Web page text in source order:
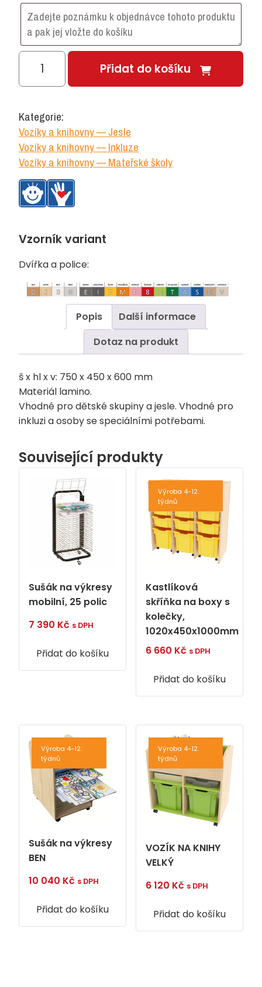
Vozík
režim
množství
Přidat do košíku
Kategorie:
Vozíky a knihovny — Jesle
Vozíky a knihovny — Inkluze
Vozíky a knihovny — Mateřské školy
Vzorník variant
Dvířka a police:
Popis
Další informace
Dotaz na produkt
š x hl x v: 750 x 450 x 600 mm
Materiál lamino.
Vhodné pro dětské skupiny a jesle. Vhodné pro
inkluzi a osoby se speciálními potřebami.
Související produkty
Sušák na výkresy
mobilní, 25 polic
7 390 Kč s DPH
Přidat do košíku
Výroba 4-12.
týdnů
Kastlíková
skříňka na boxy s
kolečky,
1020x450x1000mm
6 660 Kč s DPH
Přidat do košíku
Výroba 4-12.
týdnů
Sušák na výkresy
BEN
10 040 Kč s DPH
Přidat do košíku
Výroba 4-12.
týdnů
VOZÍK NA KNIHY
VELKÝ
6 120 Kč s DPH
Přidat do košíku